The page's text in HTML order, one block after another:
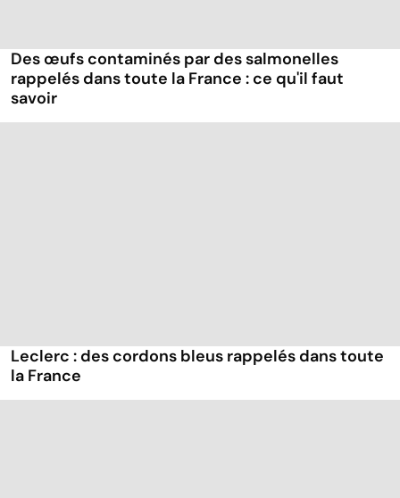
Des œufs contaminés par des salmonelles
rappelés dans toute la France : ce qu'il faut
savoir
Leclerc : des cordons bleus rappelés dans toute
la France